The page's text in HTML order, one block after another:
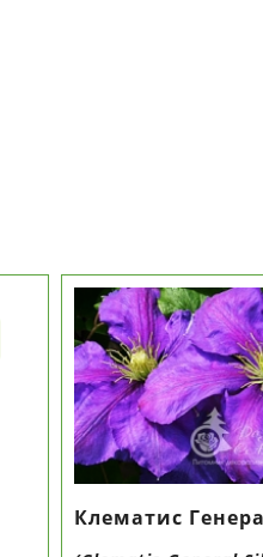
Клематис